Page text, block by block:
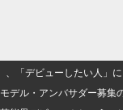
「デビューしたい人」に
ル・アンバサダー募集